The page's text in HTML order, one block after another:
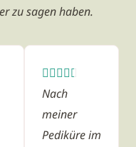
zu sagen haben.
    
5
/
Nach
meiner
Pediküre im